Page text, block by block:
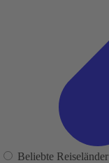
Beliebte Reiseländer